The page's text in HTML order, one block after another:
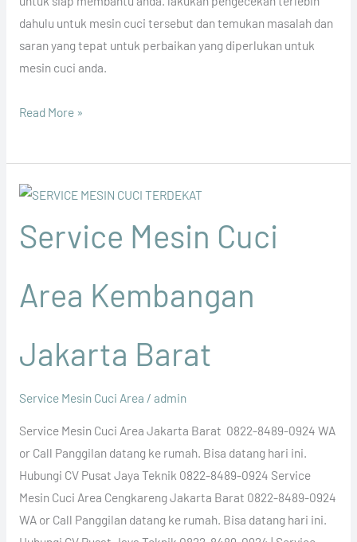
dahulu untuk mesin cuci tersebut dan temukan masalah dan
saran yang tepat untuk perbaikan yang diperlukan untuk
mesin cuci anda.
Read More »
Service Mesin Cuci
Area Kembangan
Jakarta Barat
Service Mesin Cuci Area / admin
Service Mesin Cuci Area Jakarta Barat 0822-8489-0924 WA
or Call Panggilan datang ke rumah. Bisa datang hari ini.
Hubungi CV Pusat Jaya Teknik 0822-8489-0924 Service
Mesin Cuci Area Cengkareng Jakarta Barat 0822-8489-0924
WA or Call Panggilan datang ke rumah. Bisa datang hari ini.